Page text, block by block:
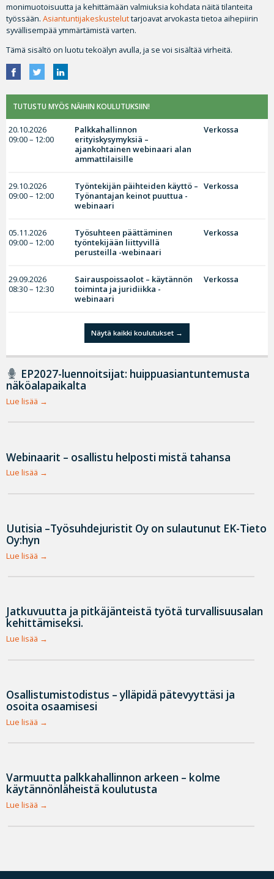
monimuotoisuutta ja kehittämään valmiuksia kohdata näitä tilanteita
työssään. Asiantuntijakeskusteluttarjoavat arvokasta tietoa aihepiirin
syvällisempää ymmärtämistä varten.
Tämä sisältö on luotu tekoälyn avulla, ja se voi sisältää virheitä.
TUTUSTU MYÖS NÄIHIN KOULUTUKSIIN!
20.10.2026
09:00 – 12:00
Palkkahallinnon
erityiskysymyksiä –
ajankohtainen webinaari alan
ammattilaisille
Verkossa
29.10.2026
09:00 – 12:00
Työntekijän päihteiden käyttö –
Työnantajan keinot puuttua -
webinaari
Verkossa
05.11.2026
09:00 – 12:00
Työsuhteen päättäminen
työntekijään liittyvillä
perusteilla -webinaari
Verkossa
29.09.2026
08:30 – 12:30
Sairauspoissaolot – käytännön
toiminta ja juridiikka -
webinaari
Verkossa
Näytä kaikki koulutukset
EP2027-luennoitsijat: huippuasiantuntemusta
näköalapaikalta
Lue lisää
Webinaarit – osallistu helposti mistä tahansa
Lue lisää
Uutisia –Työsuhdejuristit Oy on sulautunut EK-Tieto
Oy:hyn
Lue lisää
Jatkuvuutta ja pitkäjänteistä työtä turvallisuusalan
kehittämiseksi.
Lue lisää
Osallistumistodistus – ylläpidä pätevyyttäsi ja
osoita osaamisesi
Lue lisää
Varmuutta palkkahallinnon arkeen – kolme
käytännönläheistä koulutusta
Lue lisää